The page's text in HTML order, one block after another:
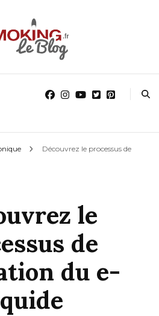
Découvrez le processus de
le
de
du e-